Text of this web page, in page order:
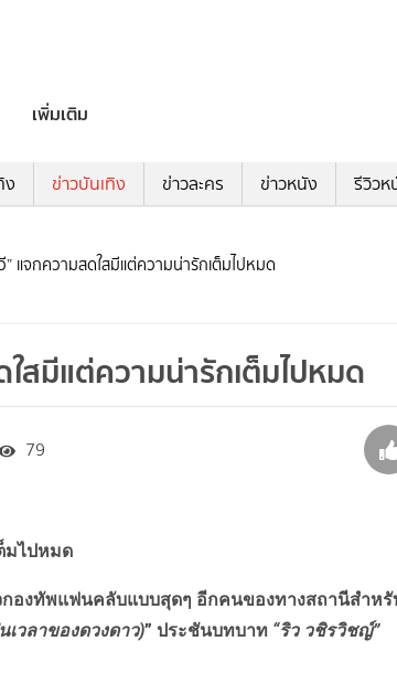
เพิ่มเติม
ง ข่าวบันเทิง ข่าวละคร ข่าวหนัง รีวิวห
แจกความสดใสมีแต่ความน่ารักเต็มไปหมด
สมีแต่ความน่ารักเต็มไปหมด
79
มไปหมด
องทัพแฟนคลับแบบสุดๆ อีกคนของทางสถานีสำหรั
เวลาของดวงดาว)” ประชันบทบาท “ริว วชิรวิชญ์”